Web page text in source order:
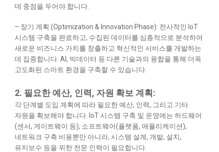
데 중점을 두어야 합니다.
– 장기 계획 (Optimization & Innovation Phase): 전사적인 IoT
시스템 구축을 완료하고, 수집된 데이터를 심층적으로 분석하여
새로운 비즈니스 가치를 창출하고 혁신적인 서비스를 개발하는
데 집중합니다. AI, 빅데이터 등 다른 기술과의 융합을 통해 더욱
고도화된 스마트 환경을 구축할 수 있습니다.
2. 필요한 예산, 인력, 자원 확보 계획:
각 단계별 도입 계획에 따라 필요한 예산, 인력, 그리고 기타
자원을 확보해야 합니다. IoT 시스템 구축 및 운영에는 하드웨어
(센서, 게이트웨이 등), 소프트웨어(플랫폼, 애플리케이션),
네트워크 구축 비용뿐만 아니라, 시스템 설계, 개발, 설치,
유지보수 등을 위한 전문 인력이 필요합니다.